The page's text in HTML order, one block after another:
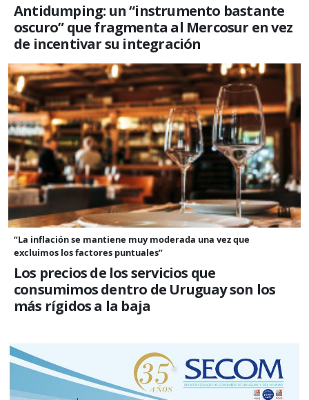
Antidumping: un “instrumento bastante
oscuro” que fragmenta al Mercosur en vez
de incentivar su integración
“La inflación se mantiene muy moderada una vez que
excluimos los factores puntuales”
Los precios de los servicios que
consumimos dentro de Uruguay son los
más rígidos a la baja